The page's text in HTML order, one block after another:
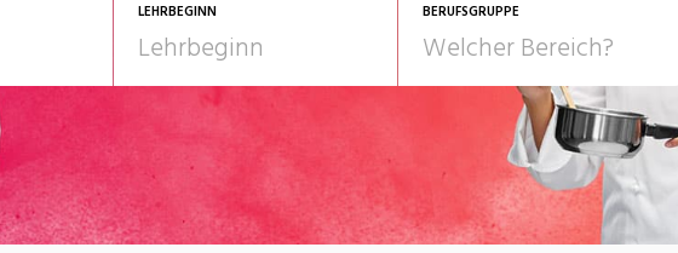
LEHRBEGINN BERUFSGRUPPE
Gesundheit/Pflege/Soziales
Telco
Kultur